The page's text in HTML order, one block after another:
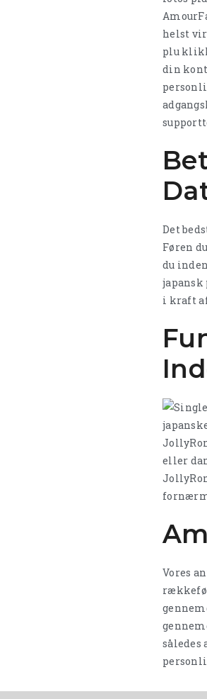
helst
plu
din
Det
Føren
du
japansk
i kraft
eller
Vores
således